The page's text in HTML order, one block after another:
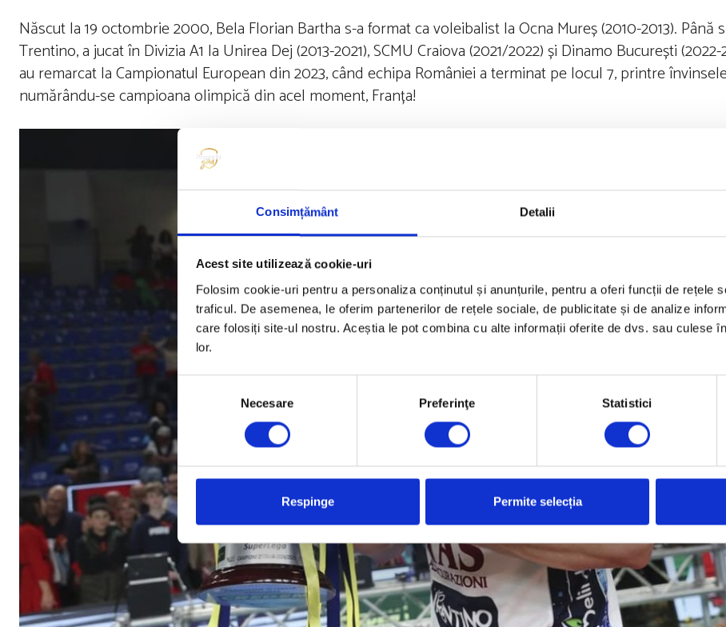
Consimțământ Detalii
Acest site utilizează cookie-uri
Folosim cookie-uri pentru a personaliza conținutul și anunțurile, pentru a oferi funcții de rețele
traficul. De asemenea, le oferim partenerilor de rețele sociale, de publicitate și de analize
care folosiți site-ul nostru. Aceștia le pot combina cu alte informații oferite de dvs. sau culese
lor.
consimțământului
Necesare Preferinţe Statistici
Respinge Permite selecția
Născut la 19 octombrie 2000, Bela Florian Bartha s-a format ca voleibalist la Ocna Mureș (2010-2013). Până
Trentino, a jucat în Divizia A1 la Unirea Dej (2013-2021), SCMU Craiova (2021/2022) și Dinamo București
au remarcat la Campionatul European din 2023, când echipa României a terminat pe locul 7, printre
numărându-se campioana olimpică din acel moment, Franța!